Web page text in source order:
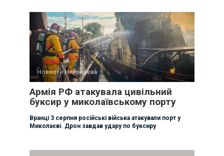
Новости Николаева
Армія РФ атакувала цивільний
буксир у миколаївському порту
Вранці 3 серпня російські війська атакували порт у
Миколаєві. Дрон завдав удару по буксиру